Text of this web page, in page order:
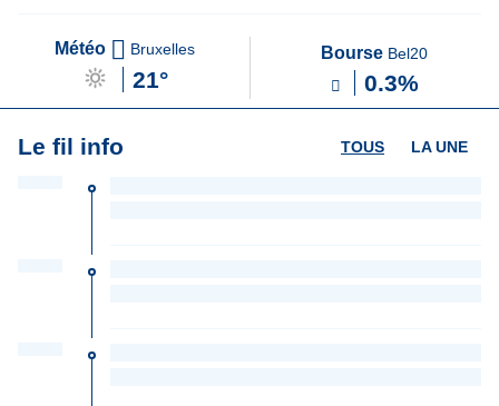
Météo Bruxelles
21°
Bourse Bel20
0.3%
Le fil info LA UNE
TOUS